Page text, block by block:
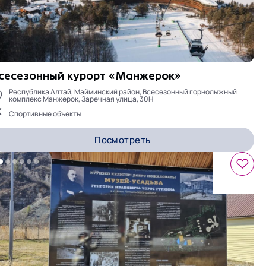
курорт «Манжерок»
Республика Алтай, Майминский район, Всесезонный горнолыжный
комплекс Манжерок, Заречная улица, 30Н
Спортивные объекты
Посмотреть